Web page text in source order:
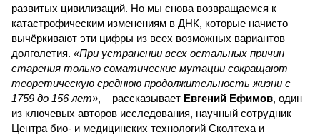
развитых цивилизаций. Но мы снова возвращаемся к
катастрофическим изменениям в ДНК, которые начисто
вычёркивают эти цифры из всех возможных вариантов
долголетия. «При устранении всех остальных причин
старения только соматические мутации сокращают
теоретическую среднюю продолжительность жизни с
1759 до 156 лет», – рассказывает Евгений Ефимов, один
из ключевых авторов исследования, научный сотрудник
Центра био- и медицинских технологий Сколтеха и